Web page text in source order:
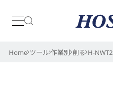
日本
Home ツール 作業別 削る H-NWT2